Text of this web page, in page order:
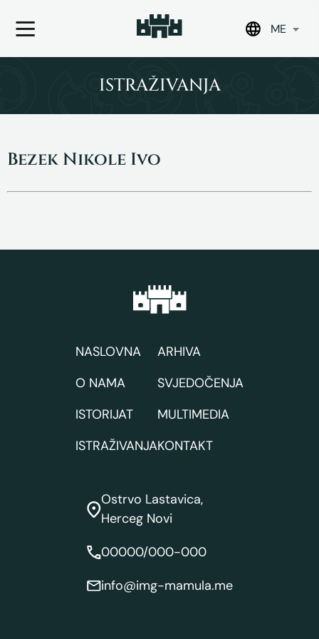
ME
ISTRAŽIVANJA
Bezek Nikole Ivo
NASLOVNA
O NAMA
ISTORIJAT
ISTRAŽIVANJA
ARHIVA
SVJEDOČENJA
MULTIMEDIA
KONTAKT
Ostrvo Lastavica,
Herceg Novi
00000/000-000
info@img-mamula.me